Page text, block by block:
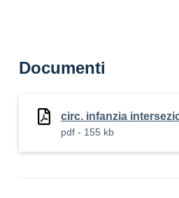
Documenti
circ. infanzia
pdf - 155 kb